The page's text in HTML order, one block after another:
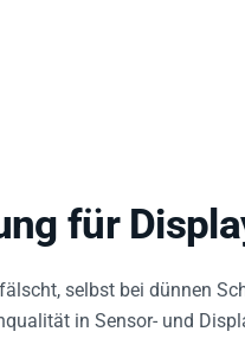
für
selbst bei dünnen
in Sensor- und